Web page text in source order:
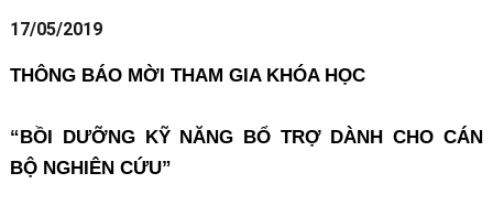
17/05/2019
THÔNG BÁO MỜI THAM GIA KHÓA HỌC
“BỒI DƯỠNG KỸ NĂNG BỔ TRỢ DÀNH CHO CÁN
BỘ NGHIÊN CỨU”